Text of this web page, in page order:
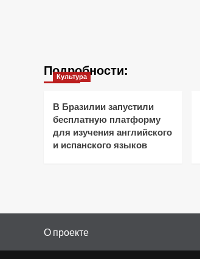
Подробности:
Культура
В Бразилии запустили
бесплатную платформу
для изучения английского
и испанского языков
О проекте